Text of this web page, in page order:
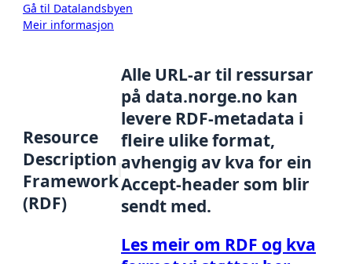
Gå til Datalandsbyen
Meir informasjon
Resource
Description
Framework
(RDF)
Alle URL-ar til ressursar
på data.norge.no kan
levere RDF-metadata i
fleire ulike format,
avhengig av kva for ein
Accept-header som blir
sendt med.
Les meir om RDF og kva